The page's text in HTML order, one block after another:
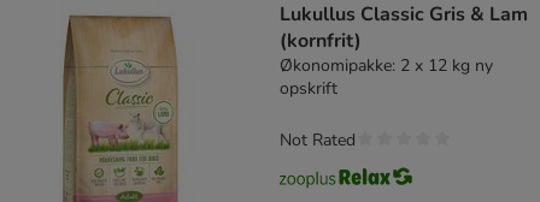
Lukullus Classic Gris & Lam
(kornfrit)
Økonomipakke: 2 x 12 kg ny
opskrift
Not Rated